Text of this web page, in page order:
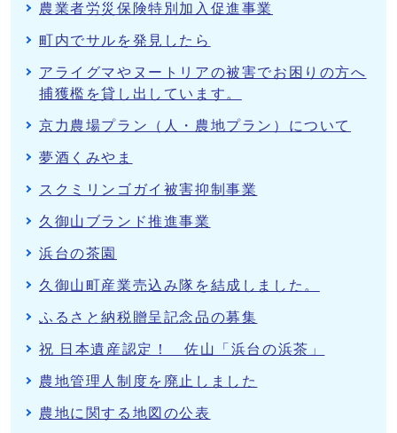
農業者労災保険特別加入促進事業
町内でサルを発見したら
アライグマやヌートリアの被害でお困りの方へ
捕獲檻を貸し出しています。
京力農場プラン（人・農地プラン）について
夢酒くみやま
スクミリンゴガイ被害抑制事業
久御山ブランド推進事業
浜台の茶園
久御山町産業売込み隊を結成しました。
ふるさと納税贈呈記念品の募集
祝 日本遺産認定！ 佐山「浜台の浜茶」
農地管理人制度を廃止しました
農地に関する地図の公表